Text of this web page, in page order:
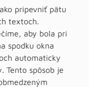
pripevniť pätu
textoch.
aby bola pri
spodku okna
automaticky
Tento spôsob je